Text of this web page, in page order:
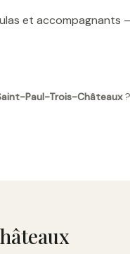
et accompagnants
Paul-Trois-Châteaux?